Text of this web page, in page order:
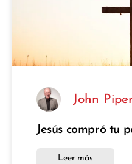
John Piper
Jesús compró tu
Leer más